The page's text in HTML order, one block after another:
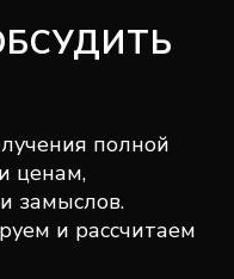
полной
ценам,
замыслов.
и рассчитаем